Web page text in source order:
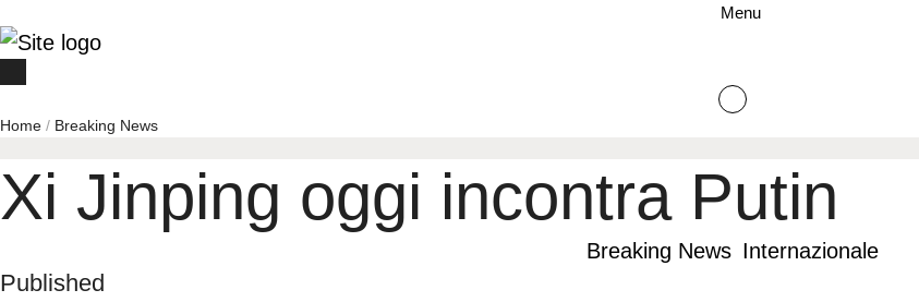
Menu
Home / Breaking News
Xi Jinping oggi incontra Putin
Breaking News Internazionale
Published